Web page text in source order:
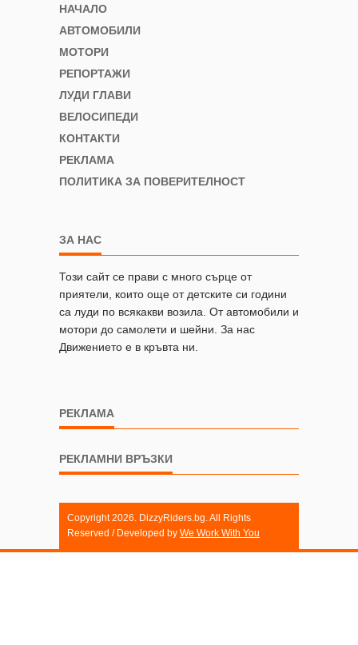
НАЧАЛО
АВТОМОБИЛИ
МОТОРИ
РЕПОРТАЖИ
ЛУДИ ГЛАВИ
ВЕЛОСИПЕДИ
КОНТАКТИ
РЕКЛАМА
ПОЛИТИКА ЗА ПОВЕРИТЕЛНОСТ
ЗА НАС
Този сайт се прави с много сърце от
приятели, които още от детските си години
са луди по всякакви возила. От автомобили и
мотори до самолети и шейни. За нас
Движението е в кръвта ни.
РЕКЛАМА
РЕКЛАМНИ ВРЪЗКИ
Copyright 2026. DizzyRiders.bg. All Rights
Reserved / Developed by We Work With You